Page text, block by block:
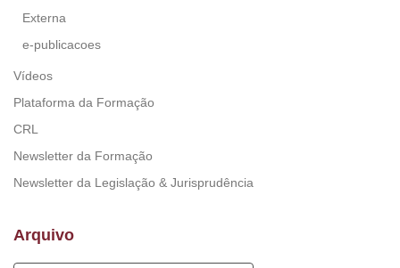
Externa
e-publicacoes
Vídeos
Plataforma da Formação
CRL
Newsletter da Formação
Newsletter da Legislação & Jurisprudência
Arquivo